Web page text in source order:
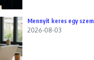
Mennyit keres egy
2026-08-03